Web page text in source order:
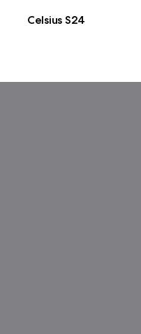
Celsius S24